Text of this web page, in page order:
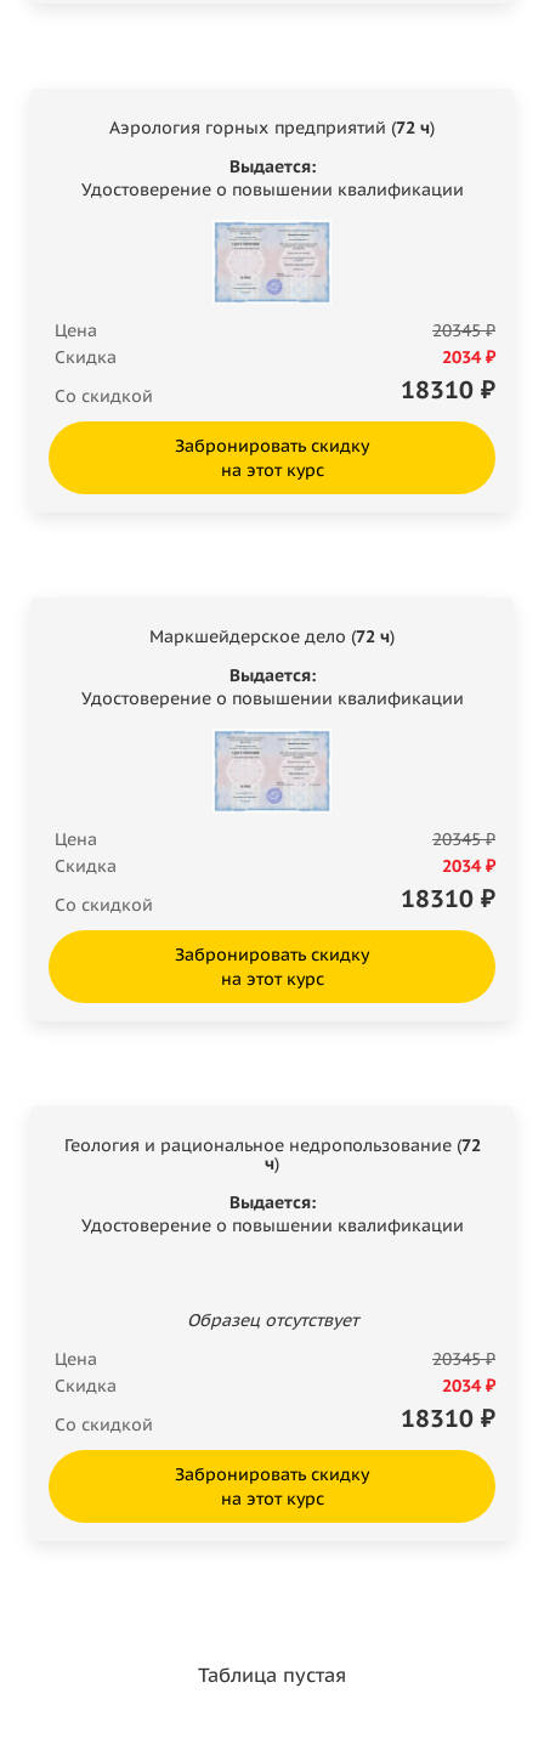
Аэрология горных предприятий (72 ч)
Выдается:
Удостоверение о повышении квалификации
Цена
20345 ₽
Скидка
2034 ₽
Со скидкой
18310 ₽
Забронировать скидку
на этот курс
Маркшейдерское дело (72 ч)
Выдается:
Удостоверение о повышении квалификации
Цена
20345 ₽
Скидка
2034 ₽
Со скидкой
18310 ₽
Забронировать скидку
на этот курс
Геология и рациональное недропользование (72
ч)
Выдается:
Удостоверение о повышении квалификации
Образец отсутствует
Цена
20345 ₽
Скидка
2034 ₽
Со скидкой
18310 ₽
Забронировать скидку
на этот курс
Таблица пустая